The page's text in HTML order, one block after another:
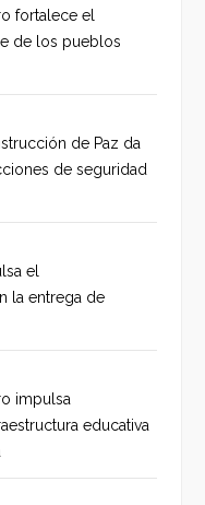
fortalece el
de los pueblos
de Paz da
de seguridad
el
la entrega de
impulsa
educativa